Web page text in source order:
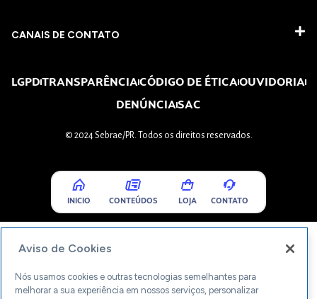
CANAIS DE CONTATO
LGPDTRANSPARÊNCIACÓDIGO DE ÉTICAOUVIDORIA
DENÚNCIASAC
© 2024 Sebrae/PR. Todos os direitos reservados.
INICIO CONTEÚDOS LOJA CONTATO
Aviso de Cookies
Nós usamos cookies e outras tecnologias semelhantes para
melhorar a sua experiência em nossos serviços, personalizar